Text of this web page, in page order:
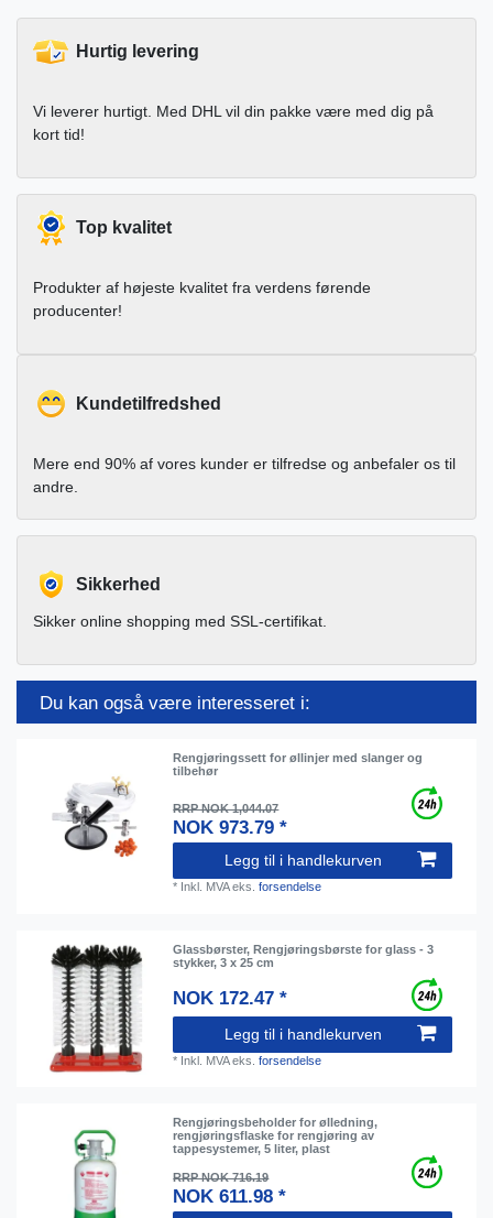
Hurtig levering
Vi leverer hurtigt. Med DHL vil din pakke være med dig på
kort tid!
Top kvalitet
Produkter af højeste kvalitet fra verdens førende
producenter!
Kundetilfredshed
Mere end 90% af vores kunder er tilfredse og anbefaler os til
andre.
Sikkerhed
Sikker online shopping med SSL-certifikat.
Du kan også være interesseret i:
Rengjøringssett for øllinjer med slanger og
tilbehør
RRP NOK 1,044.07
NOK 973.79 *
Legg til i handlekurven
* Inkl. MVAeks.forsendelse
Glassbørster, Rengjøringsbørste for glass - 3
stykker, 3 x 25 cm
NOK 172.47 *
Legg til i handlekurven
* Inkl. MVAeks.forsendelse
Rengjøringsbeholder for ølledning,
rengjøringsflaske for rengjøring av
tappesystemer, 5 liter, plast
RRP NOK 716.19
NOK 611.98 *